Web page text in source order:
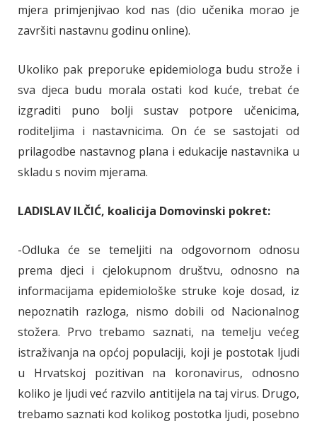
mjera primjenjivao kod nas (dio učenika morao je
završiti nastavnu godinu online).
Ukoliko pak preporuke epidemiologa budu strože i
sva djeca budu morala ostati kod kuće, trebat će
izgraditi puno bolji sustav potpore učenicima,
roditeljima i nastavnicima. On će se sastojati od
prilagodbe nastavnog plana i edukacije nastavnika u
skladu s novim mjerama.
LADISLAV ILČIĆ, koalicija Domovinski pokret:
-Odluka će se temeljiti na odgovornom odnosu
prema djeci i cjelokupnom društvu, odnosno na
informacijama epidemiološke struke koje dosad, iz
nepoznatih razloga, nismo dobili od Nacionalnog
stožera. Prvo trebamo saznati, na temelju većeg
istraživanja na općoj populaciji, koji je postotak ljudi
u Hrvatskoj pozitivan na koronavirus, odnosno
koliko je ljudi već razvilo antitijela na taj virus. Drugo,
trebamo saznati kod kolikog postotka ljudi, posebno